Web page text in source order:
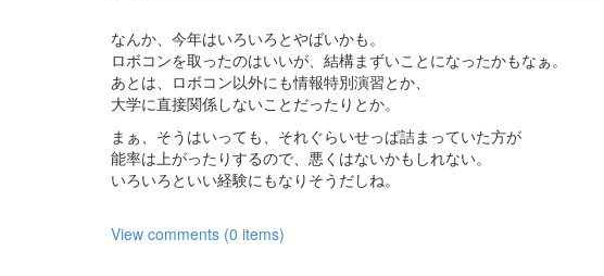
なんか、今年はいろいろとやばいかも。
ロボコンを取ったのはいいが、結構まずいことになったかもなぁ。
あとは、ロボコン以外にも情報特別演習とか、
大学に直接関係しないことだったりとか。
まぁ、そうはいっても、それぐらいせっぱ詰まっていた方が
能率は上がったりするので、悪くはないかもしれない。
いろいろといい経験にもなりそうだしね。
View comments (0 items)